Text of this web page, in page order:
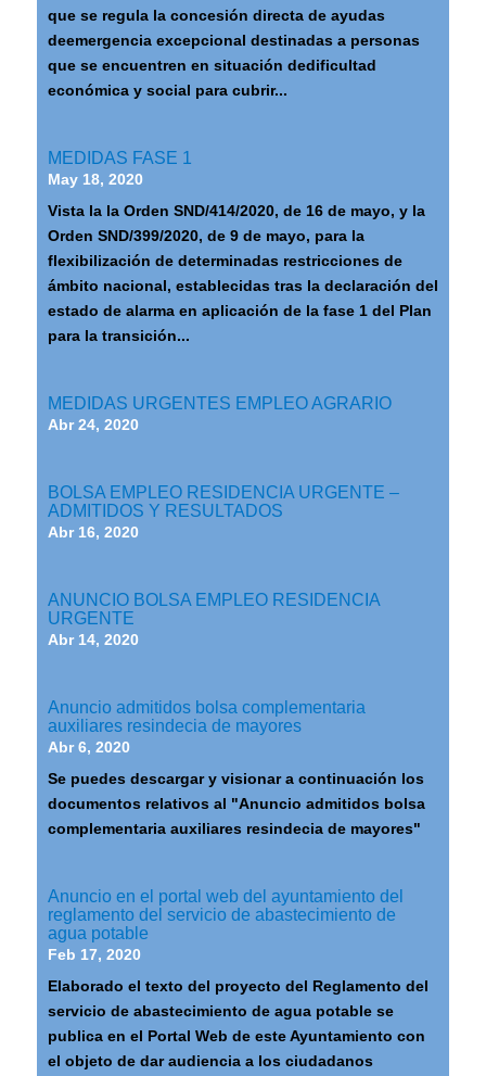
que se regula la concesión directa de ayudas
deemergencia excepcional destinadas a personas
que se encuentren en situación dedificultad
económica y social para cubrir...
MEDIDAS FASE 1
May 18, 2020
Vista la la Orden SND/414/2020, de 16 de mayo, y la
Orden SND/399/2020, de 9 de mayo, para la
flexibilización de determinadas restricciones de
ámbito nacional, establecidas tras la declaración del
estado de alarma en aplicación de la fase 1 del Plan
para la transición...
MEDIDAS URGENTES EMPLEO AGRARIO
Abr 24, 2020
BOLSA EMPLEO RESIDENCIA URGENTE –
ADMITIDOS Y RESULTADOS
Abr 16, 2020
ANUNCIO BOLSA EMPLEO RESIDENCIA
URGENTE
Abr 14, 2020
Anuncio admitidos bolsa complementaria
auxiliares resindecia de mayores
Abr 6, 2020
Se puedes descargar y visionar a continuación los
documentos relativos al "Anuncio admitidos bolsa
complementaria auxiliares resindecia de mayores"
Anuncio en el portal web del ayuntamiento del
reglamento del servicio de abastecimiento de
agua potable
Feb 17, 2020
Elaborado el texto del proyecto del Reglamento del
servicio de abastecimiento de agua potable se
publica en el Portal Web de este Ayuntamiento con
el objeto de dar audiencia a los ciudadanos